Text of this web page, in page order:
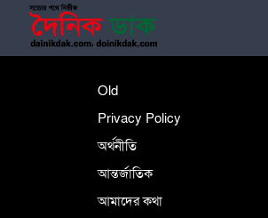
Old
Privacy Policy
অর্থনীতি
আন্তর্জাতিক
আমাদের কথা